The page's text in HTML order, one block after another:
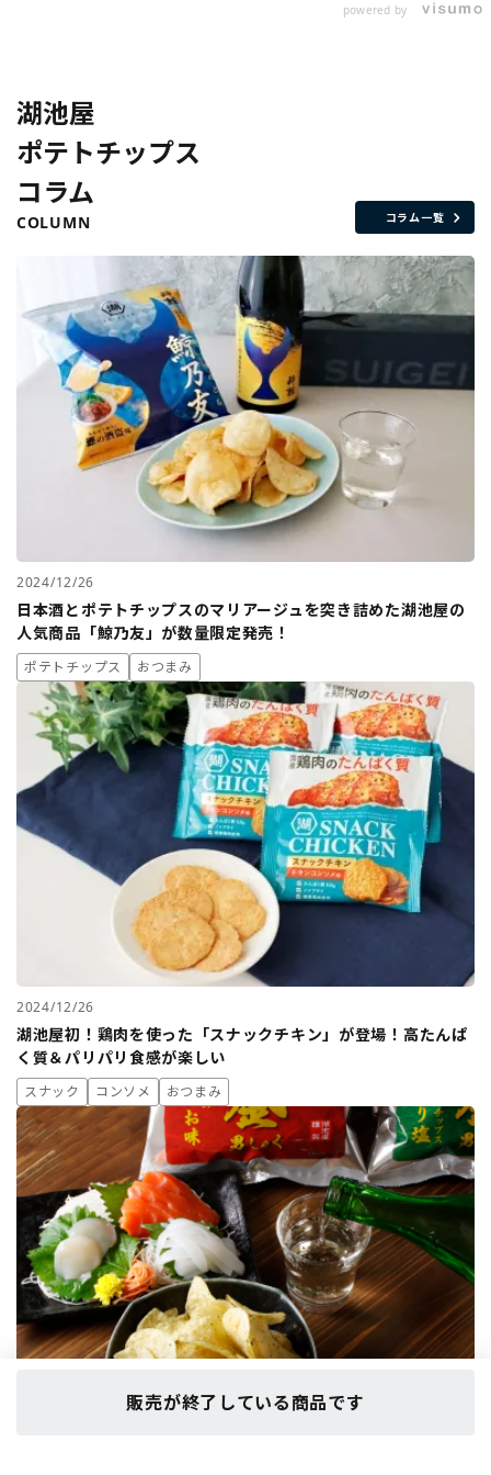
販売が終了している商品です
powered by
湖池屋
ポテトチップス
コラム
COLUMN コラム一覧
2024/12/26
日本酒とポテトチップスのマリアージュを突き詰めた湖池屋の
人気商品「鯨乃友」が数量限定発売！
ポテトチップス おつまみ
2024/12/26
湖池屋初！鶏肉を使った「スナックチキン」が登場！高たんぱ
く質＆パリパリ食感が楽しい
スナック コンソメ おつまみ